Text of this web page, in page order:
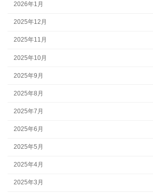
2026年1月
2025年12月
2025年11月
2025年10月
2025年9月
2025年8月
2025年7月
2025年6月
2025年5月
2025年4月
2025年3月